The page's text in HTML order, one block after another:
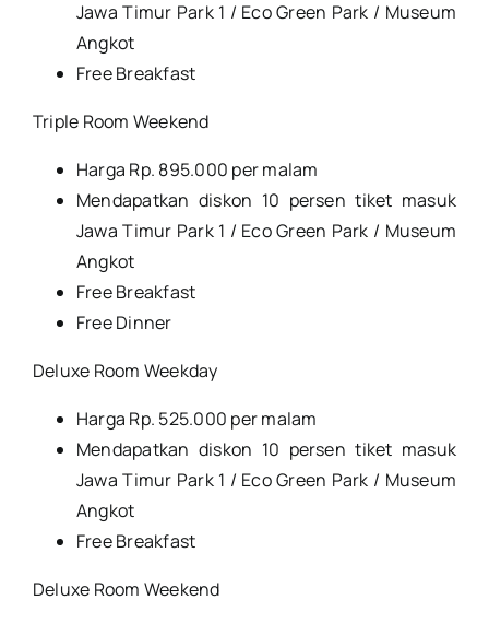
Jawa Timur Park 1 / Eco Green Park / Museum
Angkot
Free Breakfast
Triple Room Weekend
Harga Rp. 895.000 per malam
Mendapatkan diskon 10 persen tiket masuk
Jawa Timur Park 1 / Eco Green Park / Museum
Angkot
Free Breakfast
Free Dinner
Deluxe Room Weekday
Harga Rp. 525.000 per malam
Mendapatkan diskon 10 persen tiket masuk
Jawa Timur Park 1 / Eco Green Park / Museum
Angkot
Free Breakfast
Deluxe Room Weekend